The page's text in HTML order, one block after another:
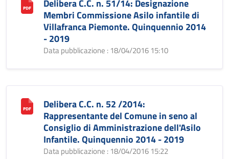
Delibera C.C. n. 51/14: Designazione
Membri Commissione Asilo infantile di
Villafranca Piemonte. Quinquennio 2014
- 2019
Data pubblicazione : 18/04/2016 15:10
Delibera C.C. n. 52 /2014:
Rappresentante del Comune in seno al
Consiglio di Amministrazione dell'Asilo
Infantile. Quinquennio 2014 - 2019
Data pubblicazione : 18/04/2016 15:22